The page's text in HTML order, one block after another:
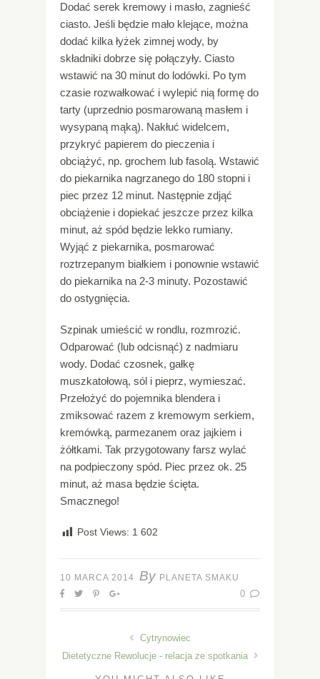
Dodać serek kremowy i masło, zagnieść
ciasto. Jeśli będzie mało klejące, można
dodać kilka łyżek zimnej wody, by
składniki dobrze się połączyły. Ciasto
wstawić na 30 minut do lodówki. Po tym
czasie rozwałkować i wylepić nią formę do
tarty (uprzednio posmarowaną masłem i
wysypaną mąką). Nakłuć widelcem,
przykryć papierem do pieczenia i
obciążyć, np. grochem lub fasolą. Wstawić
do piekarnika nagrzanego do 180 stopni i
piec przez 12 minut. Następnie zdjąć
obciążenie i dopiekać jeszcze przez kilka
minut, aż spód będzie lekko rumiany.
Wyjąć z piekarnika, posmarować
roztrzepanym białkiem i ponownie wstawić
do piekarnika na 2-3 minuty. Pozostawić
do ostygnięcia.
Szpinak umieścić w rondlu, rozmrozić.
Odparować (lub odcisnąć) z nadmiaru
wody. Dodać czosnek, gałkę
muszkatołową, sól i pieprz, wymieszać.
Przełożyć do pojemnika blendera i
zmiksować razem z kremowym serkiem,
kremówką, parmezanem oraz jajkiem i
żółtkami. Tak przygotowany farsz wylać
na podpieczony spód. Piec przez ok. 25
minut, aż masa będzie ścięta.
Smacznego!
Post Views: 1 602
10 MARCA 2014 By PLANETA SMAKU
0
Cytrynowiec
Dietetyczne Rewolucje - relacja ze spotkania